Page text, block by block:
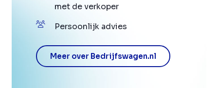
met de verkoper
Persoonlijk advies
Meer over Bedrijfswagen.nl